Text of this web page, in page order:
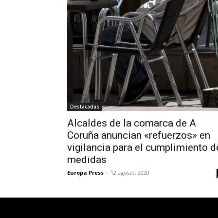
Destacadas
Alcaldes de la comarca de A
Coruña anuncian «refuerzos» en
vigilancia para el cumplimiento
medidas
Europa Press - 12 agosto, 2020